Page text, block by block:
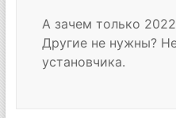
А зачем только
Другие не нужны?
установчика.